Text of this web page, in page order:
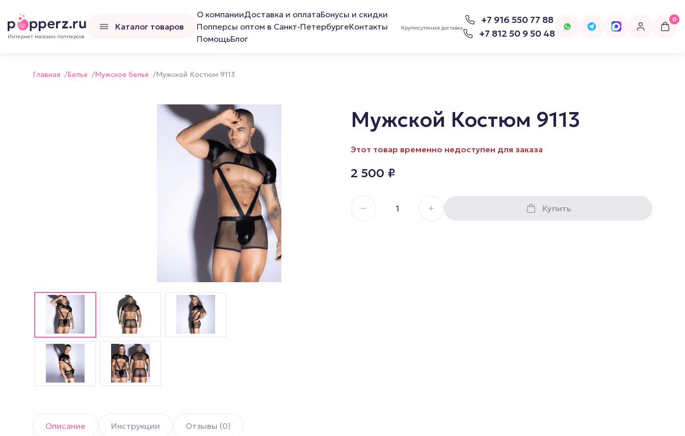
Интернет магазин попперсов
Каталог товаров
О компанииДоставка и оплатаБонусы и скидки
Попперсы оптом в Санкт-ПетербургеКонтакты
ПомощьБлог
Круглосуточная доставка
+7 916 550 77 88
+7 812 50 9 50 48
0
Попперсы Rush (Раш)
Попперсы для мужчин
Попперсы для женщин
Попперсы для фистинга
Наборы попперсов
Главная /Бельё /Мужское бельё /Мужской Костюм 9113
Мужской Костюм 9113
Этот товар временно недоступен для заказа
2 500 ₽
Купить
Описание Инструкции Отзывы (0)